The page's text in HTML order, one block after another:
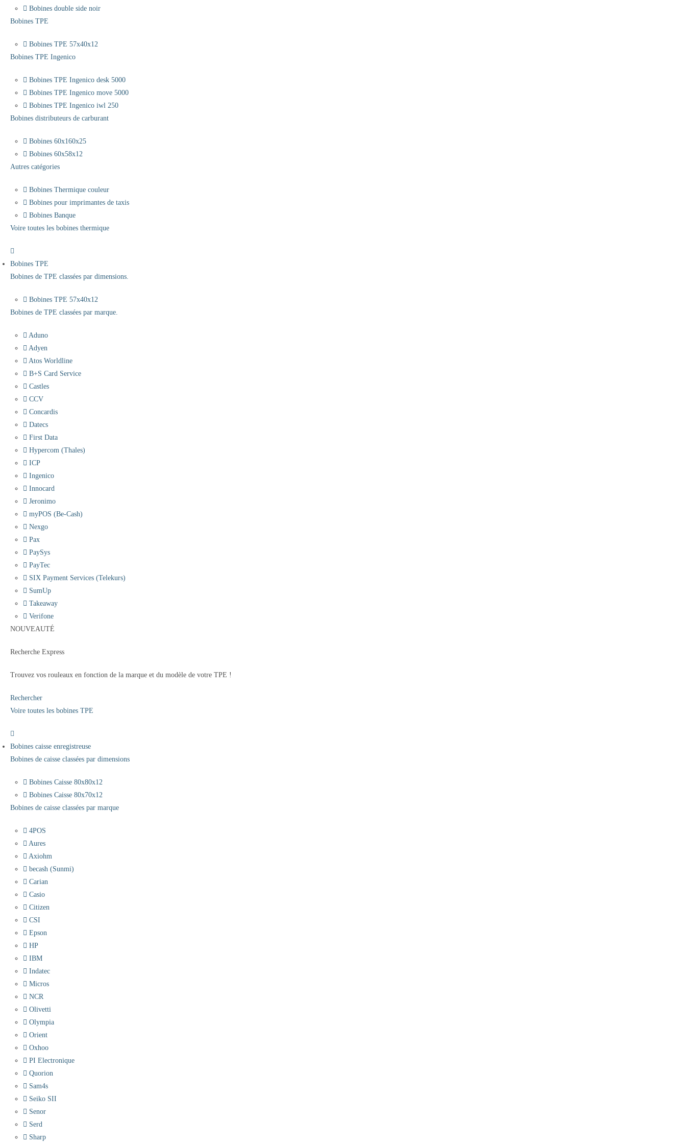
Bobines double side noir
Bobines TPE
Bobines TPE 57x40x12
Bobines TPE Ingenico
Bobines TPE Ingenico desk 5000
Bobines TPE Ingenico move 5000
Bobines TPE Ingenico iwl 250
Bobines distributeurs de carburant
Bobines 60x160x25
Bobines 60x58x12
Autres catégories
Bobines Thermique couleur
Bobines pour imprimantes de taxis
Bobines Banque
Voire toutes les bobines thermique
Bobines TPE
Bobines de TPE classées par dimensions.
Bobines TPE 57x40x12
Bobines de TPE classées par marque.
Aduno
Adyen
Atos Worldline
B+S Card Service
Castles
CCV
Concardis
Datecs
First Data
Hypercom (Thales)
ICP
Ingenico
Innocard
Jeronimo
myPOS (Be-Cash)
Nexgo
Pax
PaySys
PayTec
SIX Payment Services (Telekurs)
SumUp
Takeaway
Verifone
NOUVEAUTÉ
Recherche Express
Trouvez vos rouleaux en fonction de la marque et du modèle de votre TPE !
Rechercher
Voire toutes les bobines TPE
Bobines caisse enregistreuse
Bobines de caisse classées par dimensions
Bobines Caisse 80x80x12
Bobines Caisse 80x70x12
Bobines de caisse classées par marque
4POS
Aures
Axiohm
becash (Sunmi)
Carian
Casio
Citizen
CSI
Epson
HP
IBM
Indatec
Micros
NCR
Olivetti
Olympia
Orient
Oxhoo
PI Electronique
Quorion
Sam4s
Seiko SII
Senor
Serd
Sharp